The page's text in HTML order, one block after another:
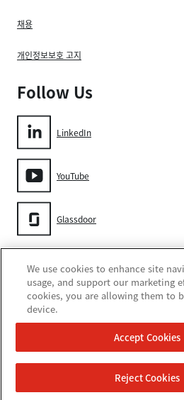
채용
개인정보보호 고지
Follow Us
LinkedIn
YouTube
Glassdoor
Gore
쿠키 설정
We use cookies to enhance site
usage, and support our marketing
cookies, you are allowing them to
device.
Reject Cookies
Accept Cookies